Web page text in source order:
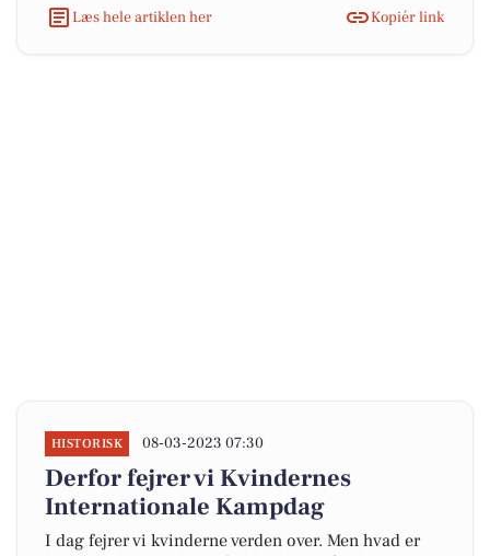
Læs hele artiklen her
Kopiér link
HISTORISK 08-03-2023 07:30
Derfor fejrer vi Kvindernes
Internationale Kampdag
I dag fejrer vi kvinderne verden over. Men hvad er